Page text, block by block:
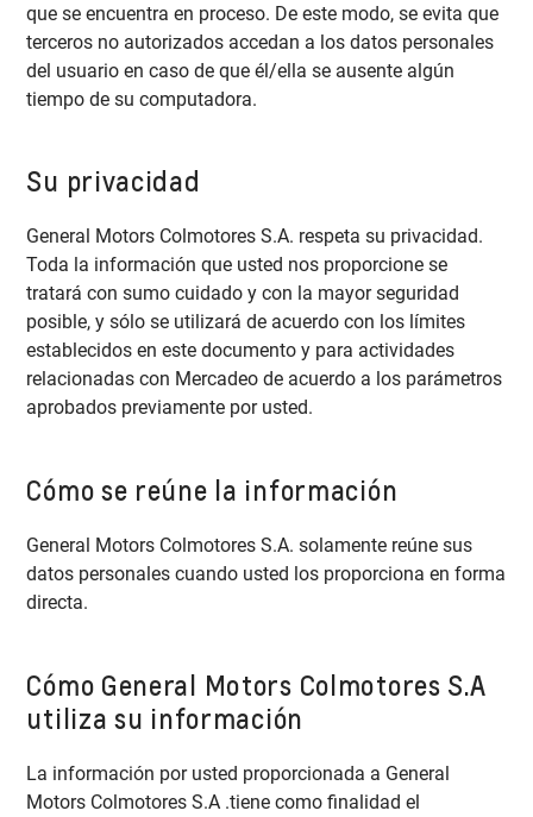
que se encuentra en proceso. De este modo, se evita que
terceros no autorizados accedan a los datos personales
del usuario en caso de que él/ella se ausente algún
tiempo de su computadora.
Su privacidad
General Motors Colmotores S.A. respeta su privacidad.
Toda la información que usted nos proporcione se
tratará con sumo cuidado y con la mayor seguridad
posible, y sólo se utilizará de acuerdo con los límites
establecidos en este documento y para actividades
relacionadas con Mercadeo de acuerdo a los parámetros
aprobados previamente por usted.
Cómo se reúne la información
General Motors Colmotores S.A. solamente reúne sus
datos personales cuando usted los proporciona en forma
directa.
Cómo General Motors Colmotores S.A
utiliza su información
La información por usted proporcionada a General
Motors Colmotores S.A .tiene como finalidad el